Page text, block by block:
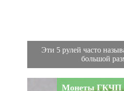
Эти 5 рулей часто
большой
Монеты ГКЧП